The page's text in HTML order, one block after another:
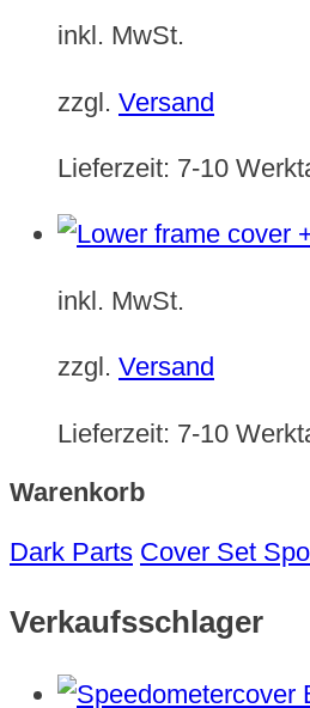
inkl. MwSt.
zzgl. Versand
Lieferzeit: 7-10
inkl. MwSt.
zzgl. Versand
Lieferzeit: 7-10
Warenkorb
Dark Parts Cover Set
Verkaufsschlager